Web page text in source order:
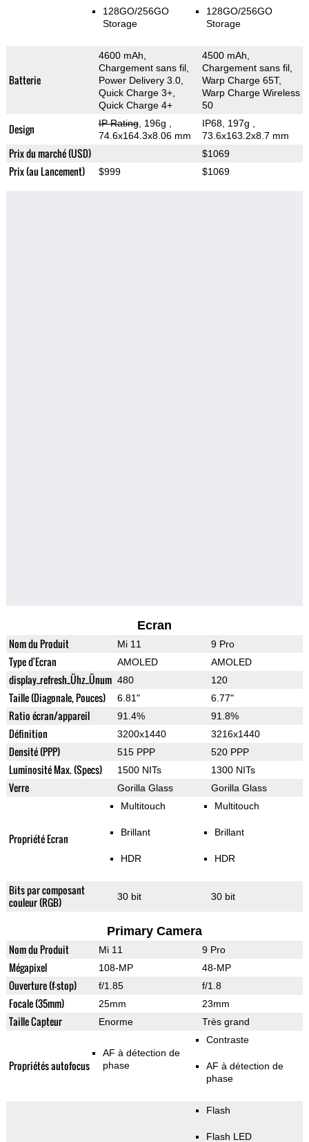
128GO/256GO
Storage
128GO/256GO
Storage
Batterie
4600 mAh,
Chargement sans fil,
Power Delivery 3.0,
Quick Charge 3+,
Quick Charge 4+
4500 mAh,
Chargement sans fil,
Warp Charge 65T,
Warp Charge Wireless
50
Design IP Rating, 196g
74.6x164.3x8.06 mm
IP68, 197g
73.6x163.2x8.7 mm
Prix du marché (USD) $1069
Prix (au Lancement) $999 $1069
Ecran
Nom du Produit Mi 11 9 Pro
Type d'Ecran AMOLED AMOLED
display_refresh_Ühz_Ünum 480 120
Taille (Diagonale, Pouces) 6.81" 6.77"
Ratio écran/appareil 91.4% 91.8%
Définition 3200x1440 3216x1440
Densité (PPP) 515 PPP 520 PPP
Luminosité Max. (Specs) 1500 NITs 1300 NITs
Verre Gorilla Glass Gorilla Glass
Propriété Ecran
Multitouch
Brillant
HDR
Multitouch
Brillant
HDR
Bits par composant
couleur (RGB)
30 bit 30 bit
Primary Camera
Nom du Produit Mi 11 9 Pro
Mégapixel 108-MP 48-MP
Ouverture (f-stop) f/1.85 f/1.8
Focale (35mm) 25mm 23mm
Taille Capteur Enorme Très grand
Propriétés autofocus
AF à détection de
phase
Contraste
AF à détection de
phase
Flash
Flash LED